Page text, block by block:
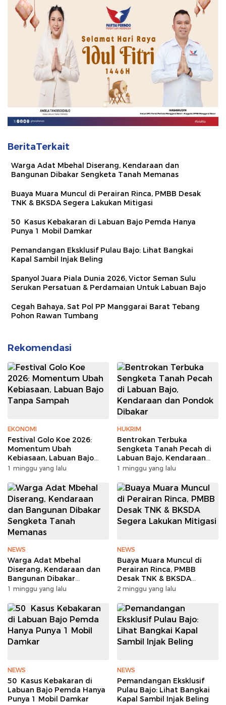
BeritaTerkait
Warga Adat Mbehal Diserang, Kendaraan dan
Bangunan Dibakar Sengketa Tanah Memanas
Buaya Muara Muncul di Perairan Rinca, PMBB Desak
TNK & BKSDA Segera Lakukan Mitigasi
50 Kasus Kebakaran di Labuan Bajo Pemda Hanya
Punya 1 Mobil Damkar
Pemandangan Eksklusif Pulau Bajo: Lihat Bangkai
Kapal Sambil Injak Beling
Spanyol Juara Piala Dunia 2026, Victor Seman Sulu
Serukan Persatuan & Perdamaian Untuk Labuan Bajo
Cegah Bahaya, Sat Pol PP Manggarai Barat Tebang
Pohon Rawan Tumbang
Rekomendasi
EKONOMI
Festival Golo Koe 2026:
Momentum Ubah
Kebiasaan, Labuan Bajo
Tanpa Sampah
1 minggu yang lalu
HUKRIM
Bentrokan Terbuka
Sengketa Tanah Pecah di
Labuan Bajo, Kendaraan
dan Pondok Dibakar
1 minggu yang lalu
NEWS
Warga Adat Mbehal
Diserang, Kendaraan dan
Bangunan Dibakar
Sengketa Tanah Memanas
1 minggu yang lalu
NEWS
Buaya Muara Muncul di
Perairan Rinca, PMBB
Desak TNK & BKSDA
Segera Lakukan Mitigasi
2 minggu yang lalu
NEWS
50 Kasus Kebakaran di
Labuan Bajo Pemda Hanya
Punya 1 Mobil Damkar
NEWS
Pemandangan Eksklusif
Pulau Bajo: Lihat Bangkai
Kapal Sambil Injak Beling